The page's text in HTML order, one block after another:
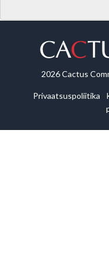
2026 Cactus
Privaatsuspoliitika